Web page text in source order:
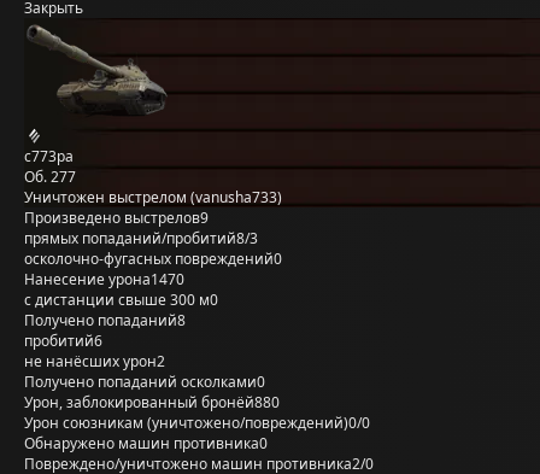
Закрыть
c773pa
Об. 277
Уничтожен выстрелом (vanusha733)
Произведено выстрелов9
прямых попаданий/пробитий8/3
осколочно-фугасных повреждений0
Нанесение урона1470
с дистанции свыше 300 м0
Получено попаданий8
пробитий6
не нанёсших урон2
Получено попаданий осколками0
Урон, заблокированный бронёй880
Урон союзникам (уничтожено/повреждений)0/0
Обнаружено машин противника0
Повреждено/уничтожено машин противника2/0